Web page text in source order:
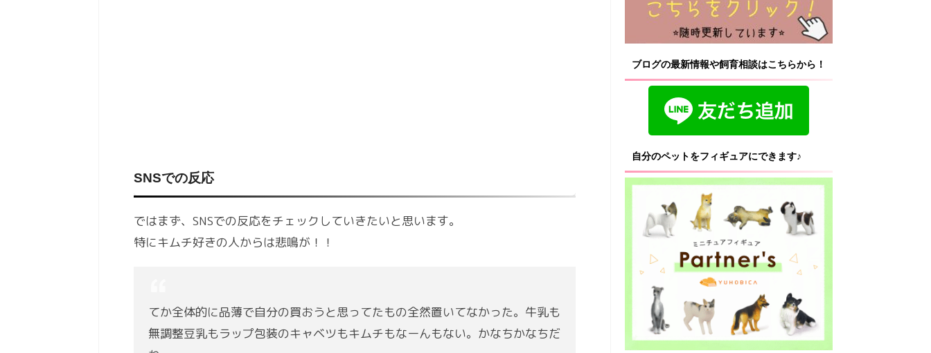
SNSでの反応
ではまず、SNSでの反応をチェックしていきたいと思います。
特にキムチ好きの人からは悲鳴が！！
てか全体的に品薄で自分の買おうと思ってたもの全然置いてなかった。牛乳も
無調整豆乳もラップ包装のキャベツもキムチもなーんもない。かなちかなちだ
ブログの最新情報や飼育相談はこちらから！
自分のペットをフィギュアにできます♪